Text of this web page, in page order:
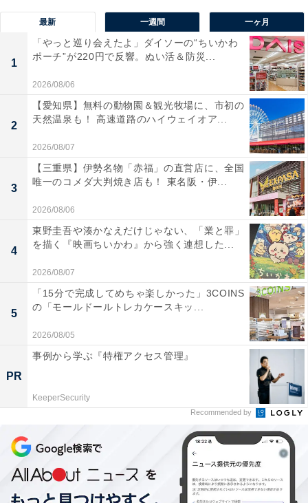
最新 一週間 一ヶ月
1
「やっと巡り会えたよ」ダイソーの“ちいかわ
ポーチ”が220円で反響。ぬい活＆防災...
2026/08/06
2
【愛知県】無料の動物園＆観光牧場に、市初の
天然温泉も！ 高速道路のハイウェイオア...
2026/08/07
3
【三重県】伊勢名物「赤福」の直営店に、全国
唯一のコメダ大判焼き店も！ 東名阪・伊...
2026/08/06
4
東野圭吾や湊かなえだけじゃない、「業と罪」
を描く『映画ちいかわ』から強く連想した...
2026/08/07
5
「15分で完成してめちゃ楽しかった」3COINS
の「モールドールトレカケースキッ...
2026/08/05
PR
事例から学ぶ『特権アクセス管理』
KeeperSecurity
Recommended by